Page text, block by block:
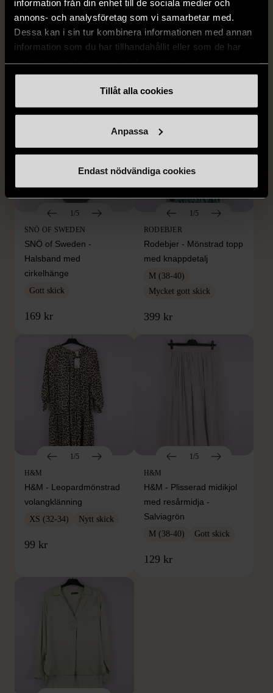
information från din enhet till de sociala medier och
annons- och analysföretag som vi samarbetar med.
Dessa kan i sin tur kombinera informationen med annan
information som du har tillhandahållit eller som de har
Tillåt alla cookies
Anpassa
Endast nödvändiga cookies
Mycket gott skick
129 kr
Halsband med
blomformat hänge
Mycket gott skick
249 kr
1/5
SNÖ OF SWEDEN
SNÖ of Sweden -
Halsband med
cirkelhänge
Gott skick
169 kr
1/5
RODEBJER
Rodebjer - Mönstrad topp
med knappdetalj
M (38-40)
Mycket gott skick
399 kr
1/5
H&M
H&M - Leopardmönstrad
volangklänning
XS (32-34) Nytt skick
99 kr
1/5
H&M
H&M - Plisserad midikjol
med resårmidja -
Salviagrön
M (38-40) Gott skick
129 kr